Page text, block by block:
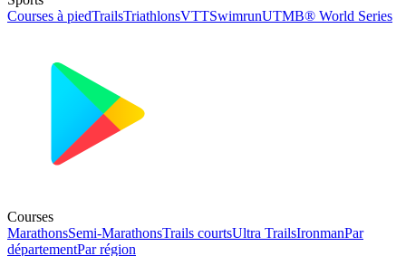
Courses à piedTrailsTriathlonsVTTSwimrunUTMB® World Series
Courses
MarathonsSemi-MarathonsTrails courtsUltra TrailsIronmanPar
départementPar région